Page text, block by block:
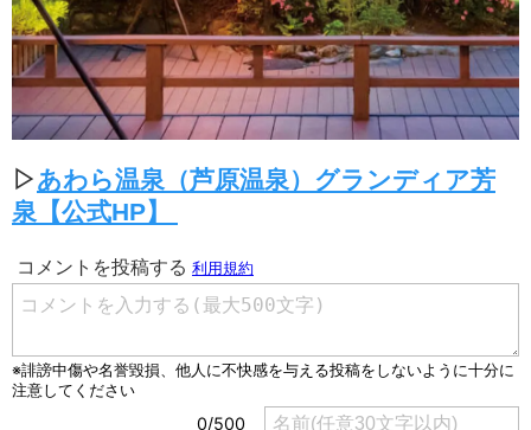
▷あわら温泉（芦原温泉）グランディア芳
泉【公式HP】